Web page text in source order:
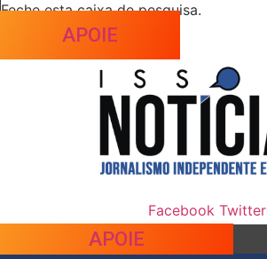
Feche esta caixa de pesquisa.
APOIE
Facebook Twitter
APOIE